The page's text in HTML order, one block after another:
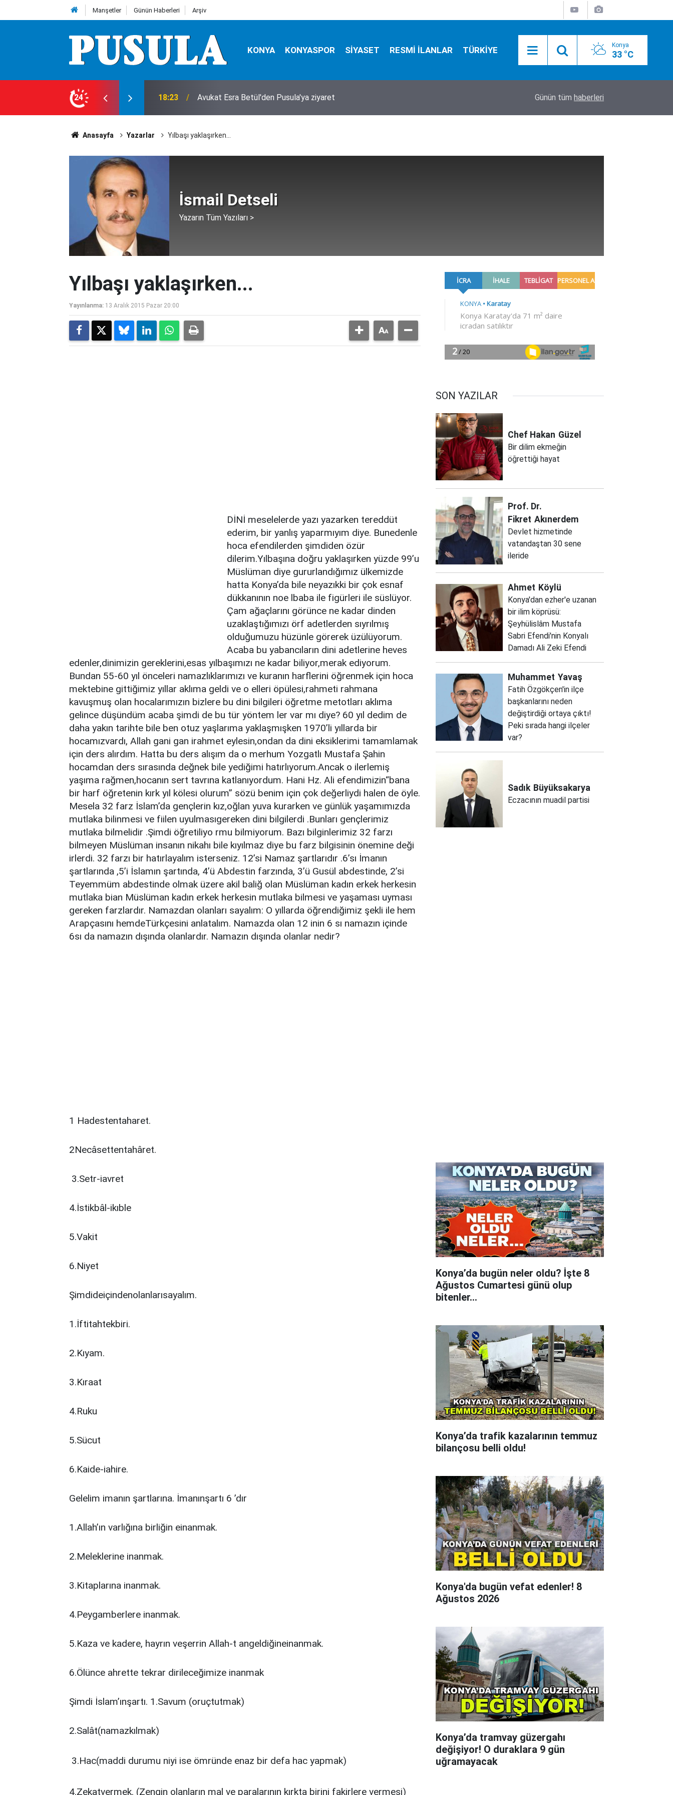
Manşetler Günün Haberleri Arşiv
KONYA KONYASPOR SİYASET RESMİ İLANLAR TÜRKİYE Konya
33 °C
24 17:52 Feci kazada mucize kurtuluş! 150 metrelik uçurumdan sağ çıkarıldı YENİ Part'nin İl Başkanı tutuklandı!
Günün tüm haberleri
Anasayfa Yazarlar Yılbaşı yaklaşırken...
İsmail Detseli
Yazarın Tüm Yazıları >
Yılbaşı yaklaşırken...
Yayınlanma: 13 Aralık 2015 Pazar 20:00
DİNİ meselelerde yazı yazarken tereddüt
ederim, bir yanlış yaparmıyım diye. Bunedenle
hoca efendilerden şimdiden özür
dilerim.Yılbaşına doğru yaklaşırken yüzde 99’u
Müslüman diye gururlandığımız ülkemizde
hatta Konya’da bile neyazıkki bir çok esnaf
dükkanının noe lbaba ile figürleri ile süslüyor.
Çam ağaçlarını görünce ne kadar dinden
uzaklaştığımızı örf adetlerden sıyrılmış
olduğumuzu hüzünle görerek üzülüyorum.
Acaba bu yabancıların dini adetlerine heves
edenler,dinimizin gereklerini,esas yılbaşımızı ne kadar biliyor,merak ediyorum.
Bundan 55-60 yıl önceleri namazlıklarımızı ve kuranın harflerini öğrenmek için hoca
mektebine gittiğimiz yıllar aklıma geldi ve o elleri öpülesi,rahmeti rahmana
kavuşmuş olan hocalarımızın bizlere bu dini bilgileri öğretme metotları aklıma
gelince düşündüm acaba şimdi de bu tür yöntem ler var mı diye? 60 yıl dedim de
daha yakın tarihte bile ben otuz yaşlarıma yaklaşmışken 1970’li yıllarda bir
hocamızvardı, Allah gani gan irahmet eylesin,ondan da dini eksiklerimi tamamlamak
için ders alırdım. Hatta bu ders alışım da o merhum Yozgatlı Mustafa Şahin
hocamdan ders sırasında değnek bile yediğimi hatırlıyorum.Ancak o ilerlemiş
yaşıma rağmen,hocanın sert tavrına katlanıyordum. Hani Hz. Ali efendimizin“bana
bir harf öğretenin kırk yıl kölesi olurum” sözü benim için çok değerliydi halen de öyle.
Mesela 32 farz İslam’da gençlerin kız,oğlan yuva kurarken ve günlük yaşamımızda
mutlaka bilinmesi ve fiilen uyulmasıgereken dini bilgilerdi .Bunları gençlerimiz
mutlaka bilmelidir .Şimdi öğretiliyo rmu bilmiyorum. Bazı bilginlerimiz 32 farzı
bilmeyen Müslüman insanın nikahı bile kıyılmaz diye bu farz bilgisinin önemine deği
irlerdi. 32 farzı bir hatırlayalım isterseniz. 12’si Namaz şartlarıdır .6’sı İmanın
şartlarında ,5’i İslamın şartında, 4’ü Abdestin farzında, 3’ü Gusül abdestinde, 2’si
Teyemmüm abdestinde olmak üzere akil baliğ olan Müslüman kadın erkek herkesin
mutlaka bian Müslüman kadın erkek herkesin mutlaka bilmesi ve yaşaması uyması
gereken farzlardır. Namazdan olanları sayalım: O yıllarda öğrendiğimiz şekli ile hem
Arapçasını hemdeTürkçesini anlatalım. Namazda olan 12 inin 6 sı namazın içinde
6sı da namazın dışında olanlardır. Namazın dışında olanlar nedir?
1 Hadestentaharet.
2Necâsettentahâret.
3.Setr-iavret
4.İstikbâl-ikıble
5.Vakit
6.Niyet
Şimdideiçindenolanlarısayalım.
1.İftitahtekbiri.
2.Kıyam.
3.Kıraat
4.Ruku
5.Sücut
6.Kaide-iahire.
Gelelim imanın şartlarına. İmanınşartı 6 ’dır
1.Allah’ın varlığına birliğin einanmak.
2.Meleklerine inanmak.
3.Kitaplarına inanmak.
4.Peygamberlere inanmak.
5.Kaza ve kadere, hayrın veşerrin Allah-t angeldiğineinanmak.
6.Ölünce ahrette tekrar dirileceğimize inanmak
Şimdi İslam’ınşartı. 1.Savum (oruçtutmak)
2.Salât(namazkılmak)
3.Hac(maddi durumu niyi ise ömründe enaz bir defa hac yapmak)
4.Zekatvermek. (Zengin olanların mal ve paralarının kırkta birini fakirlere vermesi)
SON YAZILAR
Chef Hakan Güzel
Bir dilim ekmeğin
öğrettiği hayat
Prof. Dr.
Fikret Akınerdem
Devlet hizmetinde
vatandaştan 30 sene
ileride
Ahmet Köylü
Konya'dan ezher'e uzanan
bir ilim köprüsü:
Şeyhülislâm Mustafa
Sabri Efendi'nin Konyalı
Damadı Ali Zeki Efendi
Muhammet Yavaş
Fatih Özgökçen'in ilçe
başkanlarını neden
değiştirdiği ortaya çıktı!
Peki sırada hangi ilçeler
var?
Sadık Büyüksakarya
Eczacının muadil partisi
Konya’da bugün neler oldu? İşte 8
Ağustos Cumartesi günü olup
bitenler…
Konya’da trafik kazalarının temmuz
bilançosu belli oldu!
Konya'da bugün vefat edenler! 8
Ağustos 2026
Konya’da tramvay güzergahı
değişiyor! O duraklara 9 gün
uğramayacak